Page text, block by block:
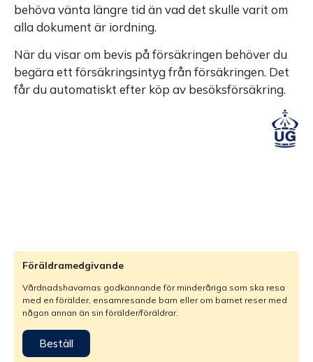
behöva vänta längre tid än vad det skulle varit om
alla dokument är iordning.
När du visar om bevis på försäkringen behöver du
begära ett försäkringsintyg från försäkringen. Det
får du automatiskt efter köp av besöksförsäkring.
Föräldramedgivande
Vårdnadshavarnas godkännande för minderåriga som ska resa
med en förälder, ensamresande barn eller om barnet reser med
någon annan än sin förälder/föräldrar.
Beställ